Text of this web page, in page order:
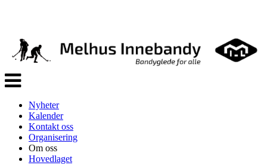
Veksle
navigasjon
Nyheter
Kalender
Kontakt oss
Organisering
Om oss
Hovedlaget